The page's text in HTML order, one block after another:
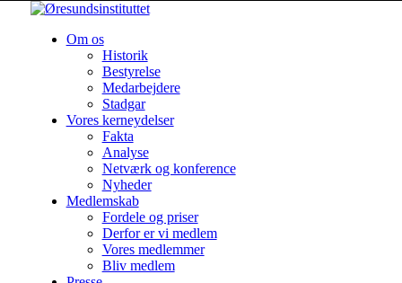
Om os
Historik
Bestyrelse
Medarbejdere
Stadgar
Vores kerneydelser
Fakta
Analyse
Netværk og konference
Nyheder
Medlemskab
Fordele og priser
Derfor er vi medlem
Vores medlemmer
Bliv medlem